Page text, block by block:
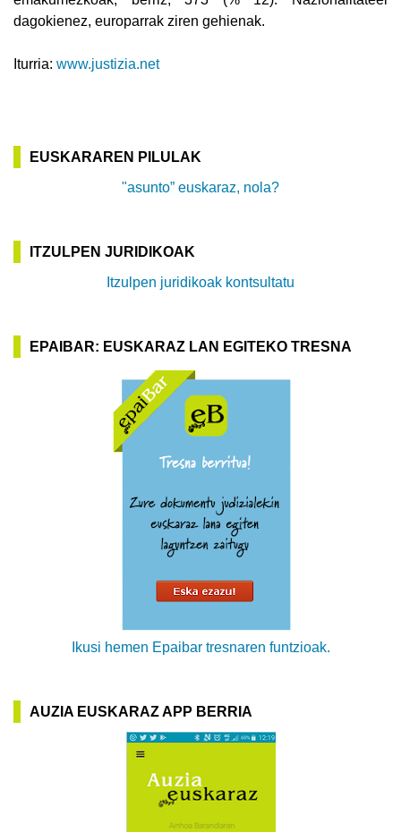
dagokienez, europarrak ziren gehienak.
Iturria: www.justizia.net
EUSKARAREN PILULAK
"asunto” euskaraz, nola?
ITZULPEN JURIDIKOAK
Itzulpen juridikoak kontsultatu
EPAIBAR: EUSKARAZ LAN EGITEKO TRESNA
Ikusi hemen Epaibar tresnaren funtzioak.
AUZIA EUSKARAZ APP BERRIA